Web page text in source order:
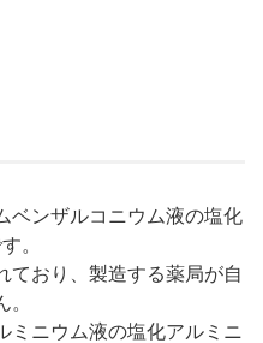
ベンザルコニウム液の塩化
。
ており、製造する薬局が自
ミニウム液の塩化アルミニ